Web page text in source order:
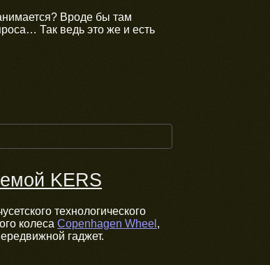
Вроде бы там
Так ведь это же и есть
KERS
технологического
колеса Copenhagen Wheel ,
гаджет.